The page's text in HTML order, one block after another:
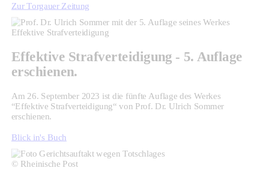
Zur Torgauer Zeitung
Effektive Strafverteidigung - 5. Auflage
erschienen.
Am 26. September 2023 ist die fünfte Auflage des Werkes
“Effektive Strafverteidigung“ von Prof. Dr. Ulrich Sommer
erschienen.
Blick in's Buch
© Rheinische Post